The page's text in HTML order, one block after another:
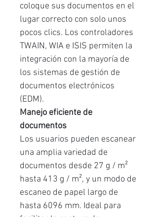
coloque sus documentos en el
lugar correcto con solo unos
pocos clics. Los controladores
TWAIN, WIA e ISIS permiten la
integración con la mayoría de
los sistemas de gestión de
documentos electrónicos
(EDM).
Manejo eficiente de
documentos
Los usuarios pueden escanear
una amplia variedad de
documentos desde 27 g / m²
hasta 413 g / m², y un modo de
escaneo de papel largo de
hasta 6096 mm. Ideal para